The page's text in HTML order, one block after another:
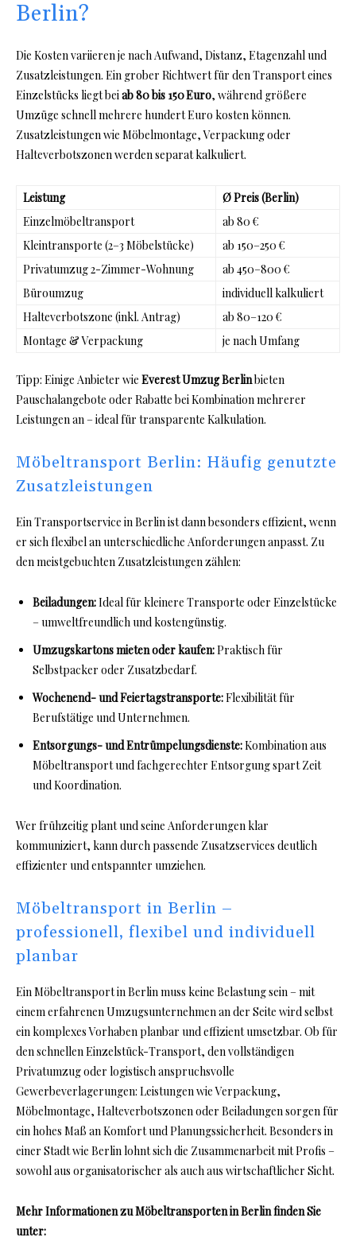
Berlin?
Die Kosten variieren je nach Aufwand, Distanz, Etagenzahl und
Zusatzleistungen. Ein grober Richtwert für den Transport eines
Einzelstücks liegt beiab 80 bis 150 Euro, während größere
Umzüge schnell mehrere hundert Euro kosten können.
Zusatzleistungen wie Möbelmontage, Verpackung oder
Halteverbotszonen werden separat kalkuliert.
Leistung
Ø Preis (Berlin)
Einzelmöbeltransport
ab 80 €
Kleintransporte (2–3 Möbelstücke)
ab 150–250 €
Privatumzug 2-Zimmer-Wohnung
ab 450–800 €
Büroumzug
individuell kalkuliert
Halteverbotszone (inkl. Antrag)
ab 80–120 €
Montage & Verpackung
je nach Umfang
Tipp: Einige Anbieter wie Everest Umzug Berlinbieten
Pauschalangebote oder Rabatte bei Kombination mehrerer
Leistungen an – ideal für transparente Kalkulation.
Möbeltransport Berlin: Häufig genutzte
Zusatzleistungen
Ein Transportservice in Berlin ist dann besonders effizient, wenn
er sich flexibel an unterschiedliche Anforderungen anpasst. Zu
den meistgebuchten Zusatzleistungen zählen:
Beiladungen:Ideal für kleinere Transporte oder Einzelstücke
– umweltfreundlich und kostengünstig.
Umzugskartons mieten oder kaufen:Praktisch für
Selbstpacker oder Zusatzbedarf.
Wochenend- und Feiertagstransporte:Flexibilität für
Berufstätige und Unternehmen.
Entsorgungs- und Entrümpelungsdienste:Kombination aus
Möbeltransport und fachgerechter Entsorgung spart Zeit
und Koordination.
Wer frühzeitig plant und seine Anforderungen klar
kommuniziert, kann durch passende Zusatzservices deutlich
effizienter und entspannter umziehen.
Möbeltransport in Berlin –
professionell, flexibel und individuell
planbar
Ein Möbeltransport in Berlin muss keine Belastung sein – mit
einem erfahrenen Umzugsunternehmen an der Seite wird selbst
ein komplexes Vorhaben planbar und effizient umsetzbar. Ob für
den schnellen Einzelstück-Transport, den vollständigen
Privatumzug oder logistisch anspruchsvolle
Gewerbeverlagerungen: Leistungen wie Verpackung,
Möbelmontage, Halteverbotszonen oder Beiladungen sorgen für
ein hohes Maß an Komfort und Planungssicherheit. Besonders in
einer Stadt wie Berlin lohnt sich die Zusammenarbeit mit Profis –
sowohl aus organisatorischer als auch aus wirtschaftlicher Sicht.
Mehr Informationen zu Möbeltransporten in Berlin finden Sie
unter: